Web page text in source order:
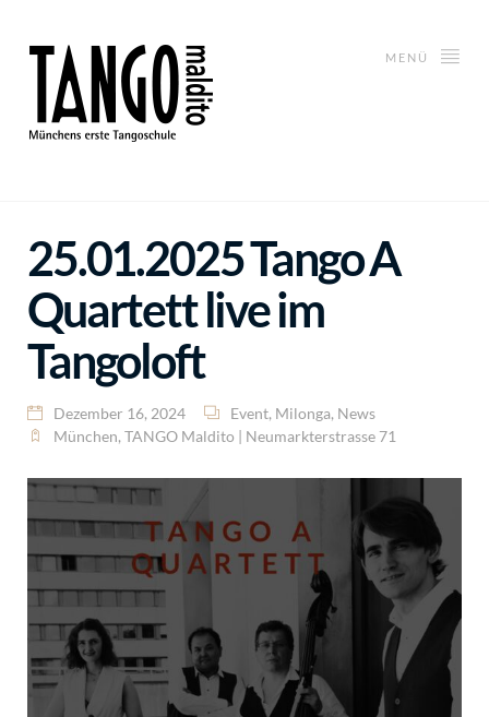
MENÜ
25.01.2025 Tango A
Quartett live im
Tangoloft
Dezember 16, 2024 Event, Milonga, News
München, TANGO Maldito | Neumarkterstrasse 71